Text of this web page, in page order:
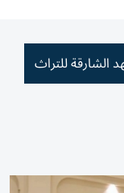
الشارقة للتراث